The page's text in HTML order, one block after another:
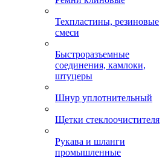
Техпластины, резиновые
смеси
Быстроразъемные
соединения, камлоки,
штуцеры
Шнур уплотнительный
Щетки стеклоочистителя
Рукава и шланги
промышленные